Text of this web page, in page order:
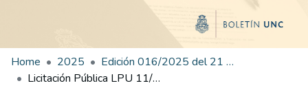
Home 2025
Edición 016/2025 del 21 de julio de 2025
Licitación Pública LPU 11/2025